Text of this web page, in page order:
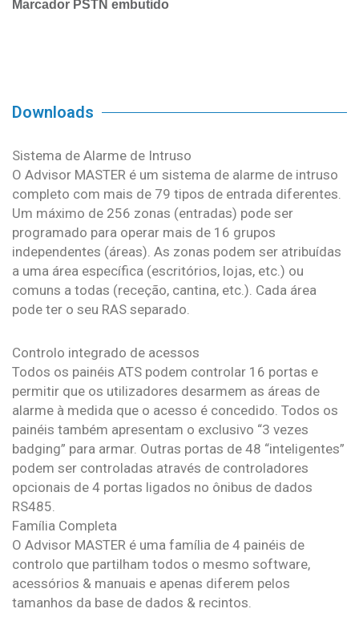
Marcador PSTN embutido
Downloads
Sistema de Alarme de Intruso
O Advisor MASTER é um sistema de alarme de intruso
completo com mais de 79 tipos de entrada diferentes.
Um máximo de 256 zonas (entradas) pode ser
programado para operar mais de 16 grupos
independentes (áreas). As zonas podem ser atribuídas
a uma área específica (escritórios, lojas, etc.) ou
comuns a todas (receção, cantina, etc.). Cada área
pode ter o seu RAS separado.
Controlo integrado de acessos
Todos os painéis ATS podem controlar 16 portas e
permitir que os utilizadores desarmem as áreas de
alarme à medida que o acesso é concedido. Todos os
painéis também apresentam o exclusivo “3 vezes
badging” para armar. Outras portas de 48 “inteligentes”
podem ser controladas através de controladores
opcionais de 4 portas ligados no ônibus de dados
RS485.
Família Completa
O Advisor MASTER é uma família de 4 painéis de
controlo que partilham todos o mesmo software,
acessórios & manuais e apenas diferem pelos
tamanhos da base de dados & recintos.